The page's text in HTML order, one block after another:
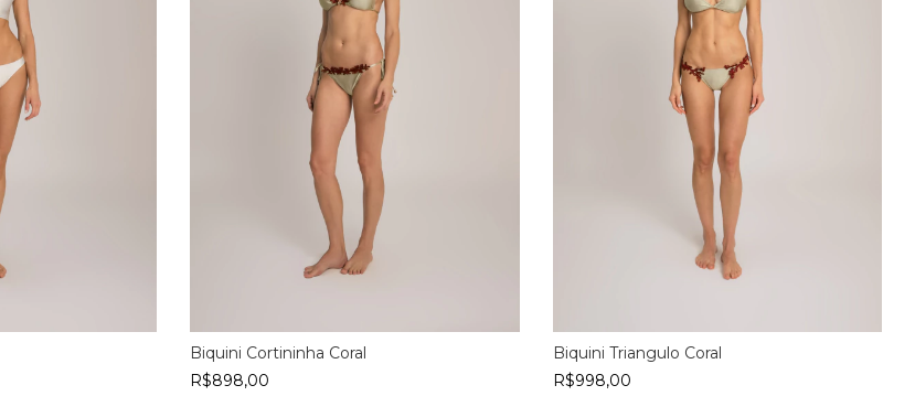
Biquini Cortininha Coral
R$898,00
Biquini Triangulo Coral
R$998,00